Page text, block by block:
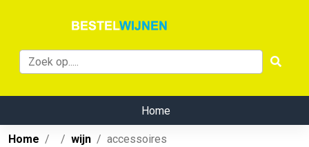
Home
Home wijn accessoires